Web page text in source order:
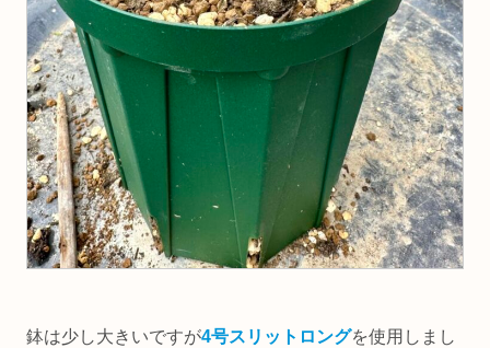
鉢は少し大きいですが4号スリットロングを使用しまし